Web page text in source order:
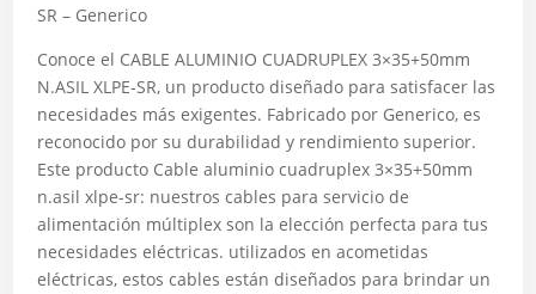
SR – Generico
Conoce el CABLE ALUMINIO CUADRUPLEX 3×35+50mm
N.ASIL XLPE-SR, un producto diseñado para satisfacer las
necesidades más exigentes. Fabricado por Generico, es
reconocido por su durabilidad y rendimiento superior.
Este producto Cable aluminio cuadruplex 3×35+50mm
n.asil xlpe-sr: nuestros cables para servicio de
alimentación múltiplex son la elección perfecta para tus
necesidades eléctricas. utilizados en acometidas
eléctricas, estos cables están diseñados para brindar un